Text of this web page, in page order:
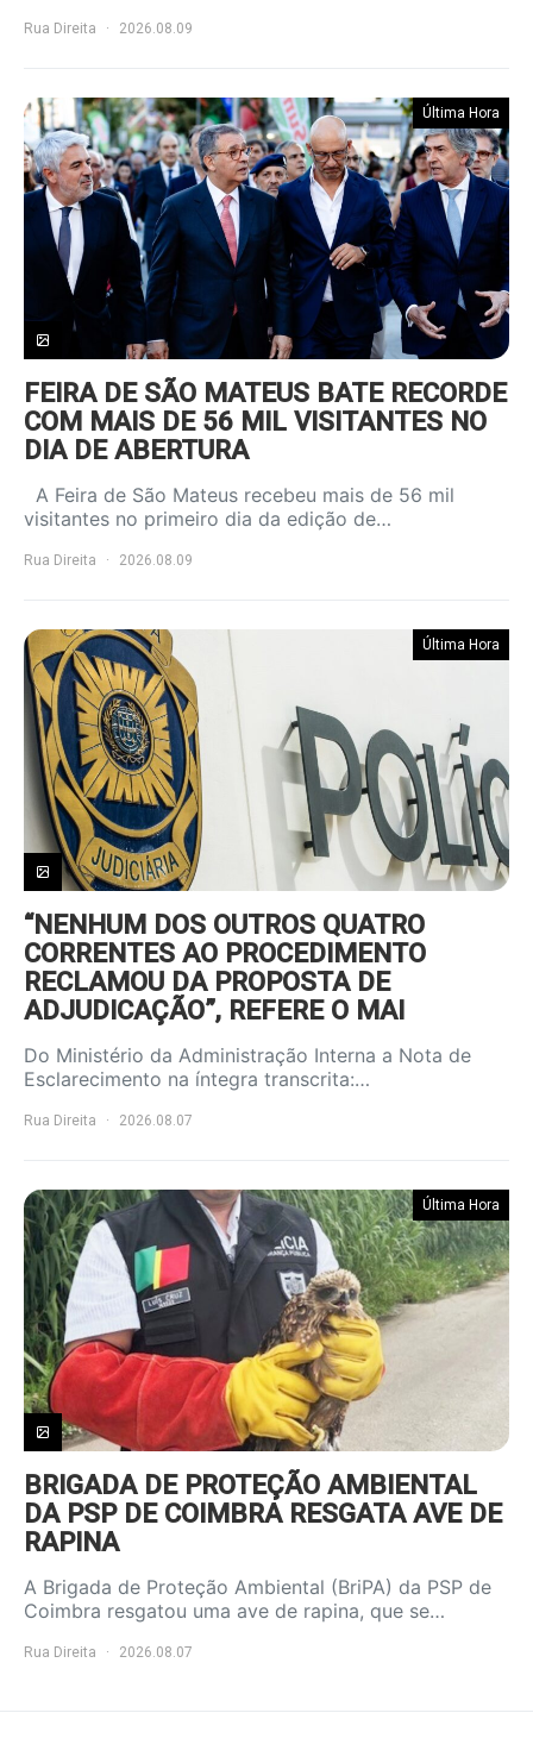
Rua Direita 2026.08.09
Última Hora
FEIRA DE SÃO MATEUS BATE RECORDE
COM MAIS DE 56 MIL VISITANTES NO
DIA DE ABERTURA
A Feira de São Mateus recebeu mais de 56 mil
visitantes no primeiro dia da edição de…
Rua Direita 2026.08.09
Última Hora
“NENHUM DOS OUTROS QUATRO
CORRENTES AO PROCEDIMENTO
RECLAMOU DA PROPOSTA DE
ADJUDICAÇÃO”, REFERE O MAI
Do Ministério da Administração Interna a Nota de
Esclarecimento na íntegra transcrita:…
Rua Direita 2026.08.07
Última Hora
BRIGADA DE PROTEÇÃO AMBIENTAL
DA PSP DE COIMBRA RESGATA AVE DE
RAPINA
A Brigada de Proteção Ambiental (BriPA) da PSP de
Coimbra resgatou uma ave de rapina, que se…
Rua Direita 2026.08.07